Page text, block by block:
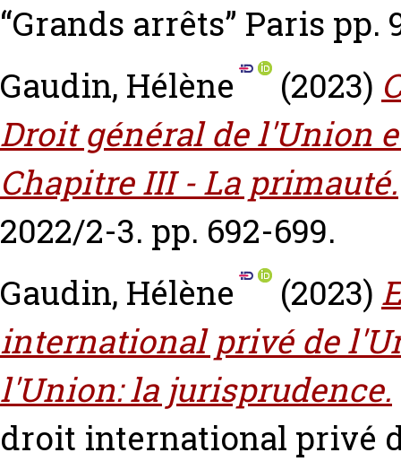
“Grands arrêts” Paris pp.
Gaudin, Hélène
(2023)
Droit général de l'Union
Chapitre III - La primauté.
2022/2-3. pp. 692-699.
Gaudin, Hélène
(2023)
international privé de
l'Union: la jurisprudence.
droit international privé